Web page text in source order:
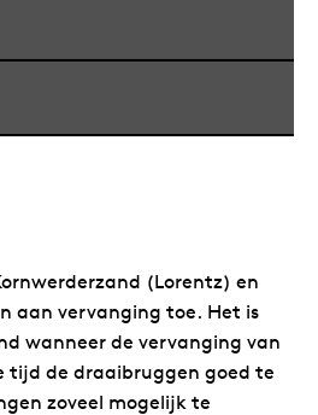
(Lorentz) en
aan vervanging toe. Het is
wanneer de vervanging van
de draaibruggen goed te
zoveel mogelijk te